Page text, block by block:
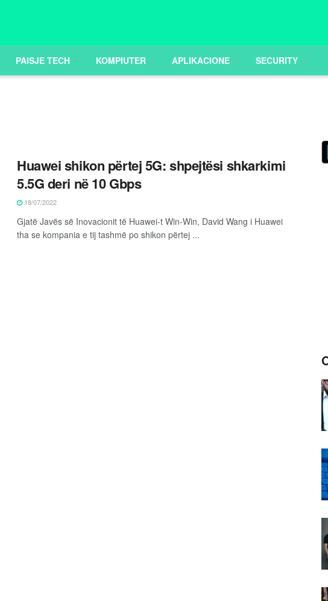
PAISJE TECH KOMPIUTER APLIKACIONE SECURITY
Huawei shikon përtej 5G: shpejtësi shkarkimi
5.5G deri në 10 Gbps
18/07/2022
Gjatë Javës së Inovacionit të Huawei-t ​​Win-Win, David Wang i Huawei
tha se kompania e tij tashmë po shikon përtej ...